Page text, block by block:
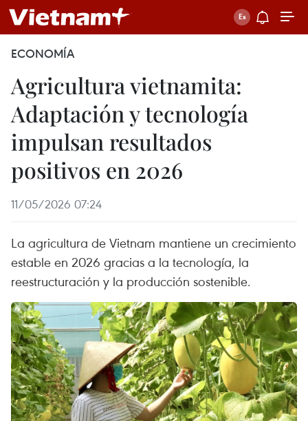
ECONOMÍA
Agricultura vietnamita:
Adaptación y tecnología
impulsan resultados
positivos en 2026
11/05/2026 07:24
La agricultura de Vietnam mantiene un crecimiento
estable en 2026 gracias a la tecnología, la
reestructuración y la producción sostenible.